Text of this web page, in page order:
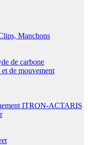
Manchons
de carbone
de mouvement
ITRON-ACTARIS